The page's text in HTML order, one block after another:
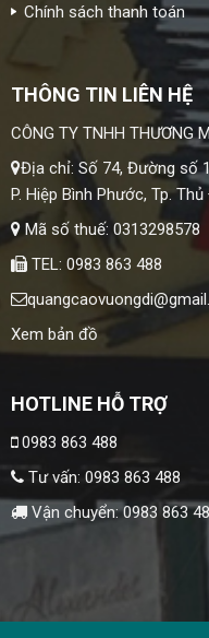
Chính sách thanh toán
THÔNG TIN LIÊN HỆ
CÔNG TY TNHH THƯƠNG
Địa chỉ: Số 74, Đường số
P. Hiệp Bình Phước, Tp.
Mã số thuế: 0313298578
TEL: 0983 863 488
Xem bản đồ
HOTLINE HỖ TRỢ
0983 863 488
Tư vấn: 0983 863 488
Vận chuyển:0983 863